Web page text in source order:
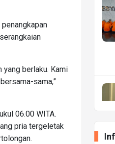
yang berlaku. Kami
sama,”
06.00 WITA.
pria tergeletak